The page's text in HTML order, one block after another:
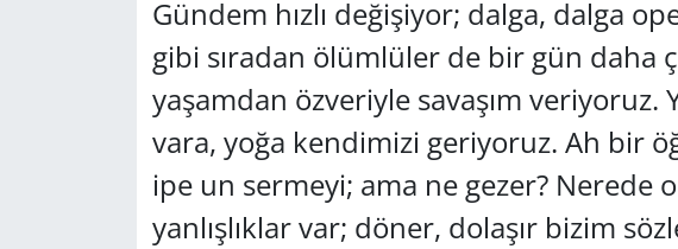
Gündem hızlı değişiyor; dalga, dalga
gibi sıradan ölümlüler de bir gün daha
yaşamdan özveriyle savaşım veriyoruz.
vara, yoğa kendimizi geriyoruz. Ah bir
ipe un sermeyi; ama ne gezer? Nerede
yanlışlıklar var; döner, dolaşır bizim
HABERDE İNSAN
KÜLTÜR SANAT
MAGAZİN